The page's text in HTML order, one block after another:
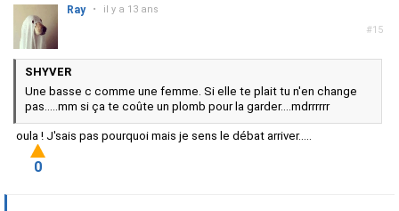
#15
Ray • il y a 13 ans
SHYVER
Une basse c comme une femme. Si elle te plait tu n'en change
pas.....mm si ça te coûte un plomb pour la garder....mdrrrrrr
oula ! J'sais pas pourquoi mais je sens le débat arriver.....
0